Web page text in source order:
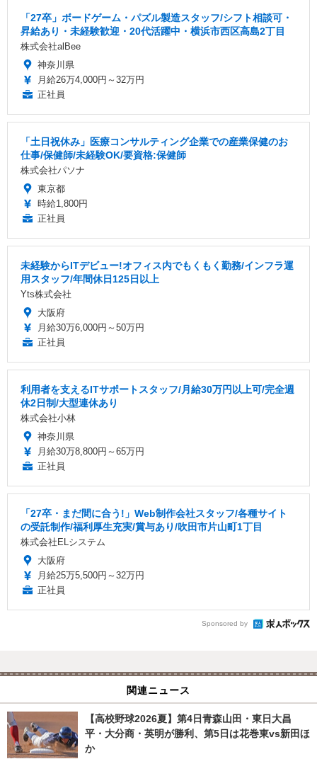
「27卒」ボードゲーム・パズル製造スタッフ/シフト相談可・
昇給あり・未経験歓迎・20代活躍中・横浜市西区高島2丁目
株式会社alBee
神奈川県
月給26万4,000円～32万円
正社員
「土日祝休み」医療コンサルティング企業での産業保健のお
仕事/保健師/未経験OK/要資格:保健師
株式会社パソナ
東京都
時給1,800円
正社員
未経験からITデビュー!オフィス内でもくもく勤務/インフラ運
用スタッフ/年間休日125日以上
Yts株式会社
大阪府
月給30万6,000円～50万円
正社員
利用者を支えるITサポートスタッフ/月給30万円以上可/完全週
休2日制/大型連休あり
株式会社小林
神奈川県
月給30万8,800円～65万円
正社員
「27卒・まだ間に合う!」Web制作会社スタッフ/各種サイト
の受託制作/福利厚生充実/賞与あり/吹田市片山町1丁目
株式会社ELシステム
大阪府
月給25万5,500円～32万円
正社員
Sponsored by
関連ニュース
【高校野球2026夏】第4日青森山田・東日大昌
平・大分商・英明が勝利、第5日は花巻東vs新田ほ
か